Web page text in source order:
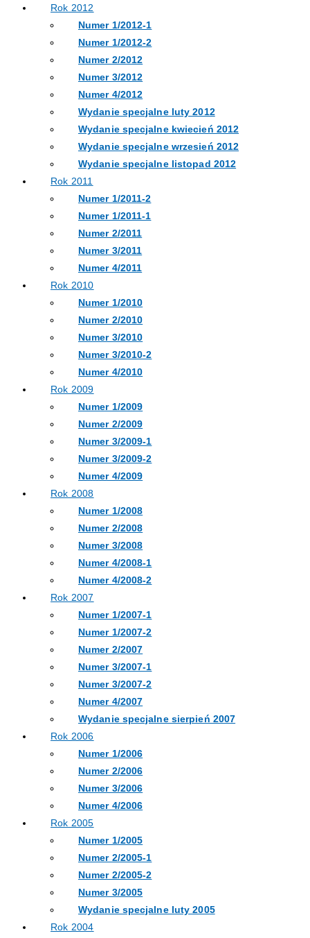
Rok 2012
Numer 1/2012-1
Numer 1/2012-2
Numer 2/2012
Numer 3/2012
Numer 4/2012
Wydanie specjalne luty 2012
Wydanie specjalne kwiecień 2012
Wydanie specjalne wrzesień 2012
Wydanie specjalne listopad 2012
Rok 2011
Numer 1/2011-2
Numer 1/2011-1
Numer 2/2011
Numer 3/2011
Numer 4/2011
Rok 2010
Numer 1/2010
Numer 2/2010
Numer 3/2010
Numer 3/2010-2
Numer 4/2010
Rok 2009
Numer 1/2009
Numer 2/2009
Numer 3/2009-1
Numer 3/2009-2
Numer 4/2009
Rok 2008
Numer 1/2008
Numer 2/2008
Numer 3/2008
Numer 4/2008-1
Numer 4/2008-2
Rok 2007
Numer 1/2007-1
Numer 1/2007-2
Numer 2/2007
Numer 3/2007-1
Numer 3/2007-2
Numer 4/2007
Wydanie specjalne sierpień 2007
Rok 2006
Numer 1/2006
Numer 2/2006
Numer 3/2006
Numer 4/2006
Rok 2005
Numer 1/2005
Numer 2/2005-1
Numer 2/2005-2
Numer 3/2005
Wydanie specjalne luty 2005
Rok 2004